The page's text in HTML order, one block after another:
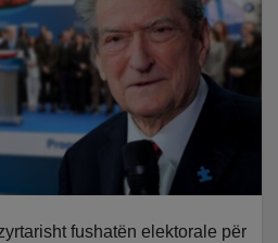
fushatën elektorale për